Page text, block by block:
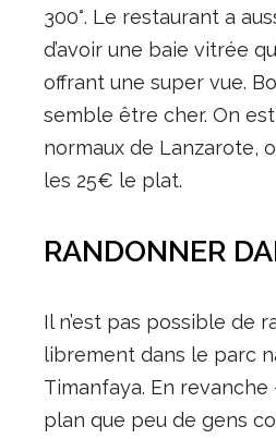
300°. Le restaurant a
d’avoir une baie vitrée
offrant une super vue.
semble être cher. On
normaux de Lanzarote,
les 25€ le plat.
RANDONNER
Il n’est pas possible de
librement dans le parc
Timanfaya. En
plan que peu de gens